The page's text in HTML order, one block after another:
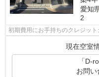
愛知
2
初期費用にお手持ちのクレジッ
現在空室
「D-
お問い